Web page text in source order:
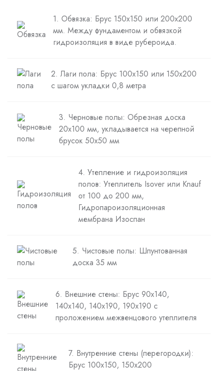
1. Обвязка: Брус 150х150 или 200х200
мм. Между фундаментом и обвязкой
гидроизоляция в виде рубероида.
2. Лаги пола: Брус 100х150 или 150х200
с шагом укладки 0,8 метра
3. Черновые полы: Обрезная доска
20х100 мм, укладывается на черепной
брусок 50х50 мм
4. Утепление и гидроизоляция
полов: Утеплитель Isover или Knauf
от 100 до 200 мм,
Гидропароизоляционная
мембрана Изоспан
5. Чистовые полы: Шпунтованная
доска 35 мм
6. Внешние стены: Брус 90х140,
140х140, 140х190, 190х190 с
проложением межвенцового утеплителя
7. Внутренние стены (перегородки):
Брус 100х150, 150х200